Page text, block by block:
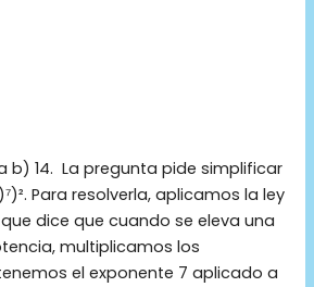
b) 14. La pregunta pide simplificar
Para resolverla, aplicamos la ley
dice que cuando se eleva una
multiplicamos los
el exponente 7 aplicado a